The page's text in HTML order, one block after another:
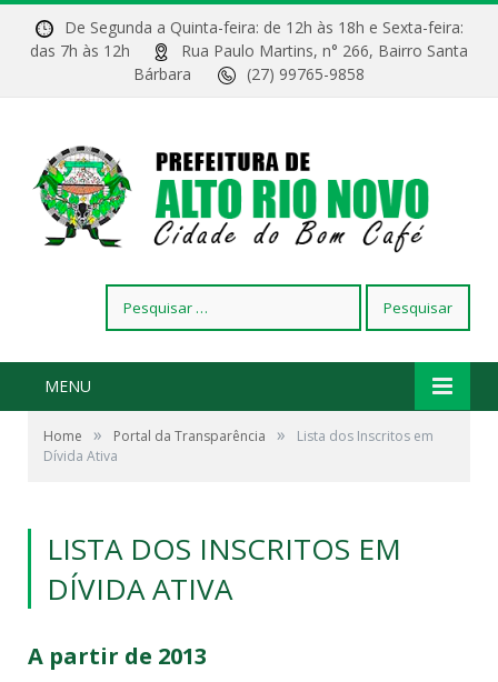
De Segunda a Quinta-feira: de 12h às 18h e Sexta-feira:
das 7h às 12h
Rua Paulo Martins, n° 266, Bairro Santa
Bárbara
(27) 99765-9858
por:
MENU
Home » Portal da Transparência »
Lista dos Inscritos em
Dívida Ativa
LISTA DOS INSCRITOS EM
DÍVIDA ATIVA
A partir de 2013